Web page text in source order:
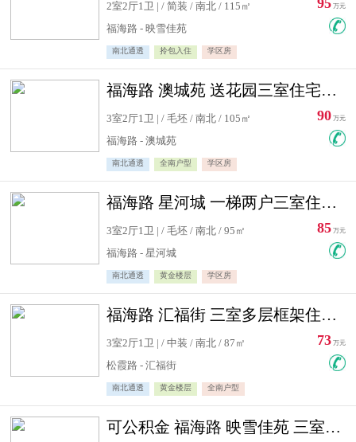
2室2厅1卫 | / 简装 / 南北 / 115㎡
福海路 - 映雪佳苑
南北通透 拎包入住 学区房
万元
福海路 澳城苑 送花园三室住宅急售
3室2厅1卫 | / 毛坯 / 南北 / 105㎡
福海路 - 澳城苑
南北通透 全南户型 学区房
90 万元
福海路 星河城 一梯两户三室住宅急售
3室2厅1卫 | / 毛坯 / 南北 / 95㎡
福海路 - 星河城
南北通透 黄金楼层 学区房
85 万元
福海路 汇福街 三室多层框架住宅急售
3室2厅1卫 | / 中装 / 南北 / 87㎡
松霞路 - 汇福街
南北通透 黄金楼层 全南户型
73 万元
可公积金 福海路 映雪佳苑 三室住宅急售送小棚